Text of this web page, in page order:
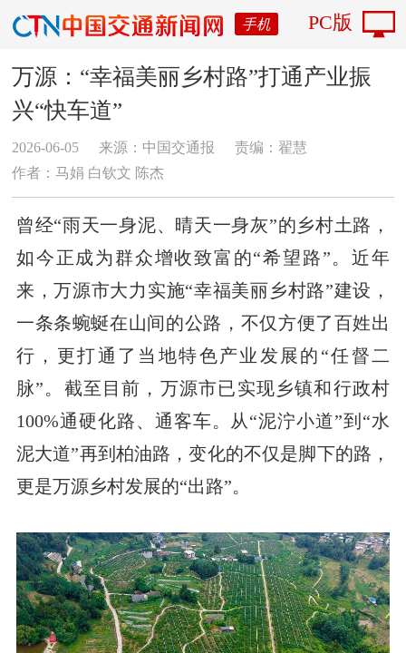
手机 PC版
万源：“幸福美丽乡村路”打通产业振
兴“快车道”
2026-06-05 来源：中国交通报
责编：翟慧
作者：​马娟 白钦文 陈杰
曾经“雨天一身泥、晴天一身灰”的乡村土路，
如今正成为群众增收致富的“希望路”。近年
来，万源市大力实施“幸福美丽乡村路”建设，
一条条蜿蜒在山间的公路，不仅方便了百姓出
行，更打通了当地特色产业发展的“任督二
脉”。截至目前，万源市已实现乡镇和行政村
100%通硬化路、通客车。从“泥泞小道”到“水
泥大道”再到柏油路，变化的不仅是脚下的路，
更是万源乡村发展的“出路”。